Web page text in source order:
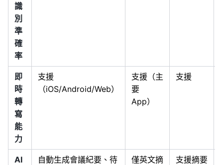
識
別
準
確
率
即
時
轉
寫
能
力
支援
（iOS/Android/Web）
支援（主
要
App）
支援
AI
自動生成會議紀要、待
僅英文摘
支援摘要